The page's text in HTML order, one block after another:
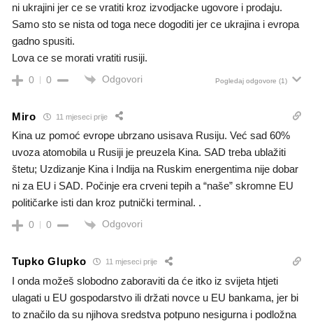
ni ukrajini jer ce se vratiti kroz izvodjacke ugovore i prodaju.
Samo sto se nista od toga nece dogoditi jer ce ukrajina i evropa
gadno spusiti.
Lova ce se morati vratiti rusiji.
0 0 Odgovori Pogledaj odgovore (1)
Miro 11 mjeseci prije
Kina uz pomoć evrope ubrzano usisava Rusiju. Već sad 60%
uvoza atomobila u Rusiji je preuzela Kina. SAD treba ublažiti
štetu; Uzdizanje Kina i Indija na Ruskim energentima nije dobar
ni za EU i SAD. Počinje era crveni tepih a “naše” skromne EU
političarke isti dan kroz putnički terminal. .
0 0 Odgovori
Tupko Glupko 11 mjeseci prije
I onda možeš slobodno zaboraviti da će itko iz svijeta htjeti
ulagati u EU gospodarstvo ili držati novce u EU bankama, jer bi
to značilo da su njihova sredstva potpuno nesigurna i podložna